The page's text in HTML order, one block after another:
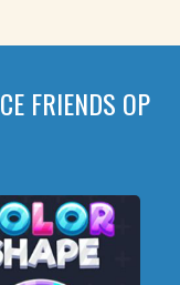
FRIENDS OP